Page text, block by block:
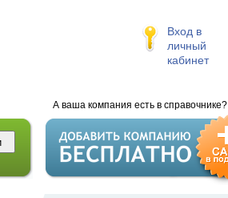
Вход в
личный
кабинет
А ваша компания есть в справочнике?